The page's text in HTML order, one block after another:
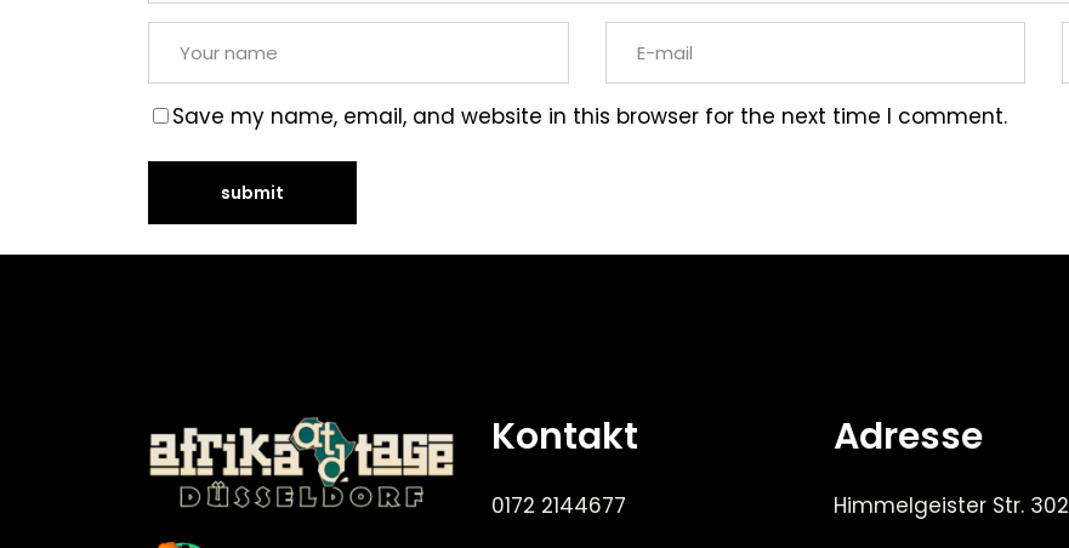
Save my name, email, and website in this browser for the next time I comment.
Kontakt
0172 2144677
Adresse
Himmelgeister Str. 302